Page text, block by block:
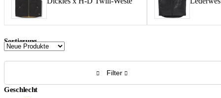
Sortierung
Filter
Geschlecht